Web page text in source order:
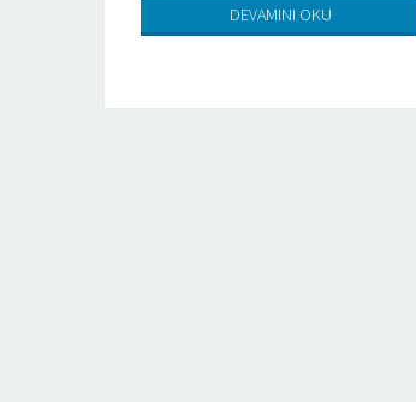
DEVAMINI OKU